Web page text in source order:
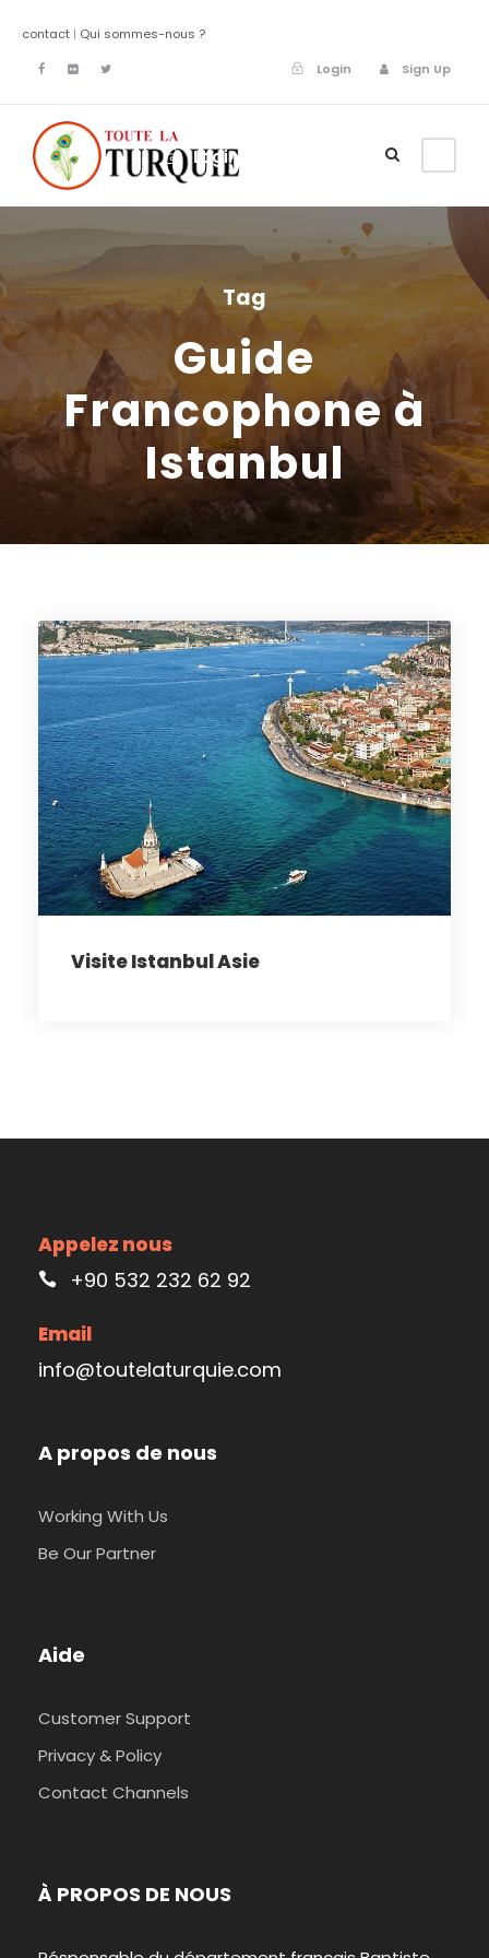
contact | Qui sommes-nous ?
Login
Sign Up
Login
Tag
Guide
Francophone à
Istanbul
Visite Istanbul Asie
Appelez nous
+90 532 232 62 92
Email
info@toutelaturquie.com
A propos de nous
Working With Us
Be Our Partner
Aide
Customer Support
Privacy & Policy
Contact Channels
À PROPOS DE NOUS